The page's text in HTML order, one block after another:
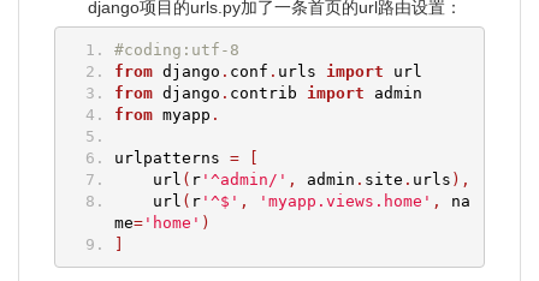
django项目的urls.py加了一条首页的url路由设置：
#coding:utf-8
from django . conf . urls import url
from django . contrib import admin
from myapp .
urlpatterns =
url ( r'^admin/' , admin . site . urls ),
url ( r'^$' , 'myapp.views.home' ,
na
me='home' )